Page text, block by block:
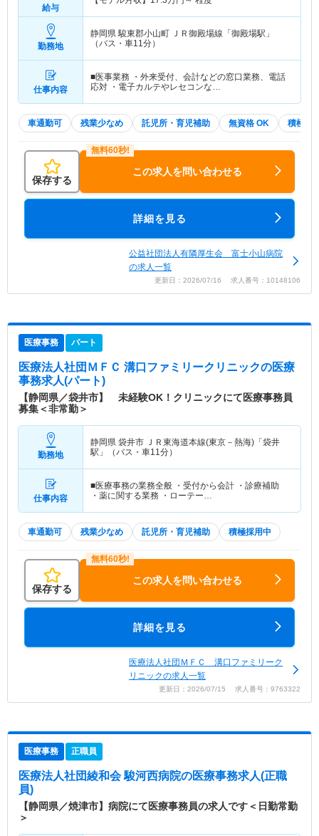
給与
勤務地
静岡県 駿東郡小山町 ＪＲ御殿場線「御殿場駅」
（バス・車11分）
仕事内容
■医事業務 ・外来受付、会計などの窓口業務、電話
応対 ・電子カルテやレセコンな…
車通勤可 残業少なめ 託児所・育児補助 無資格 OK 積極採
保存する
この求人を問い合わせる
詳細を見る
公益社団法人有隣厚生会 富士小山病院
の求人一覧
更新日：2026/07/16 求人番号：10148106
医療事務 パート
医療法人社団ＭＦＣ 溝口ファミリークリニックの医療
事務求人(パート)
【静岡県／袋井市】 未経験OK！クリニックにて医療事務員
募集＜非常勤＞
勤務地
静岡県 袋井市 ＪＲ東海道本線(東京－熱海)「袋井
駅」（バス・車11分）
仕事内容
■医療事務の業務全般 ・受付から会計 ・診療補助
・薬に関する業務 ・ローテー…
車通勤可 残業少なめ 託児所・育児補助 積極採用中
保存する
この求人を問い合わせる
詳細を見る
医療法人社団ＭＦＣ 溝口ファミリーク
リニックの求人一覧
更新日：2026/07/15 求人番号：9763322
医療事務 正職員
医療法人社団綾和会 駿河西病院の医療事務求人(正職
員)
【静岡県／焼津市】病院にて医療事務員の求人です＜日勤常勤
＞